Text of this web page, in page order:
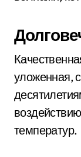
уложенная,
температур.